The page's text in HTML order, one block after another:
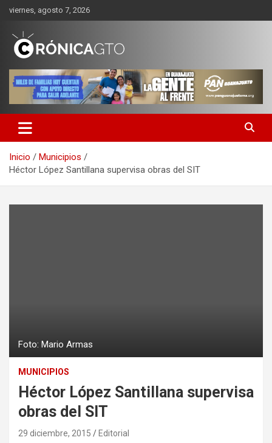
Saltar
contenido
viernes, agosto 7, 2026
CRONICA GUANAJUATO
Inicio
Municipios
Héctor López Santillana supervisa obras del SIT
Foto: Mario Armas
MUNICIPIOS
Héctor López Santillana supervisa
obras del SIT
29 diciembre, 2015 Editorial